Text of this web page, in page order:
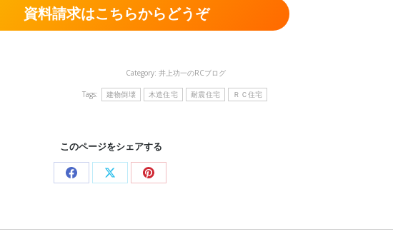
資料請求はこちらからどうぞ
Category: 井上功一のRCブログ
Tags: 建物倒壊 木造住宅 耐震住宅 ＲＣ住宅
このページをシェアする
Share Share Share